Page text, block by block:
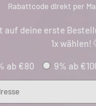
Rabattcode direkt per
auf deine erste
1x wählen!
ab €80 9% ab